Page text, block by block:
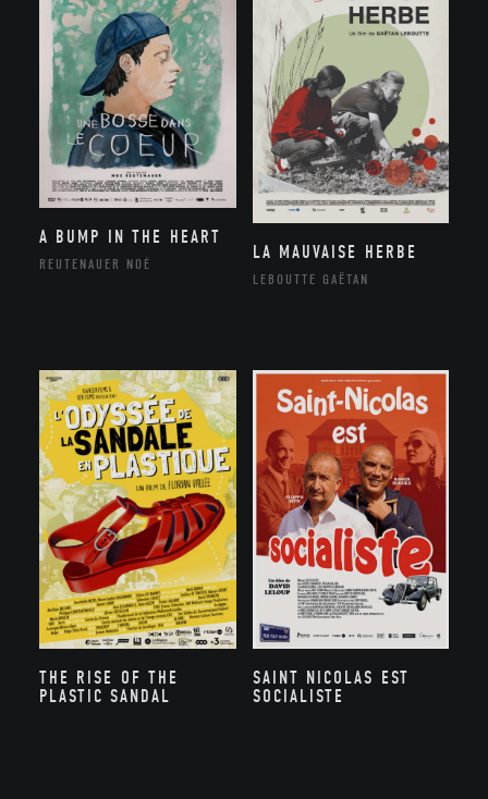
A BUMP IN THE HEART
REUTENAUER NOÉ
LA MAUVAISE HERBE
LEBOUTTE GAËTAN
THE RISE OF THE
PLASTIC SANDAL
SAINT NICOLAS EST
SOCIALISTE